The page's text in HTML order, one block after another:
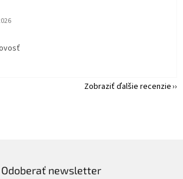
obchodu je 5 z 5 hviezdičiek.
Zobraziť ďalšie recenzie
Odoberať newsletter